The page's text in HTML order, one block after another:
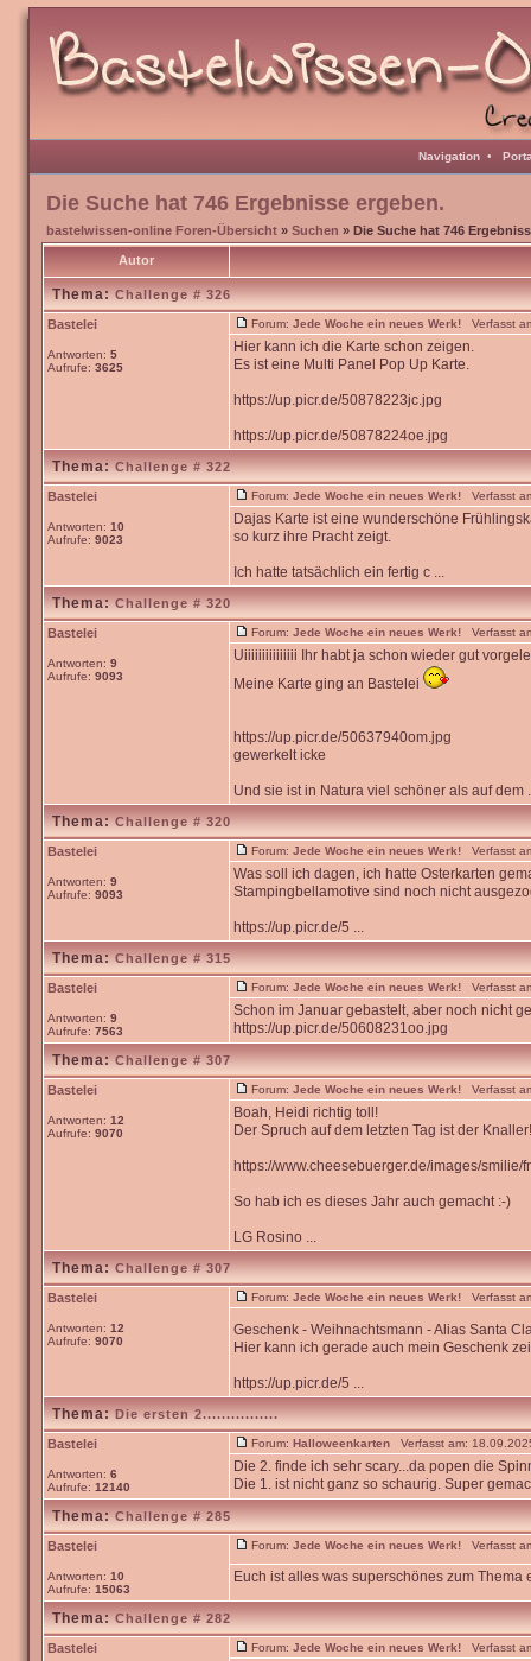
Navigation •
Die Suche hat 746 Ergebnisse ergeben.
bastelwissen-online Foren-Übersicht » Suchen » Die Suche hat 746
Autor
Thema:Challenge # 326
Bastelei
Antworten: 5
Aufrufe: 3625
Forum: Jede Woche ein neues Werk! Verfasst
Hier kann ich die Karte schon zeigen.
Es ist eine Multi Panel Pop Up Karte.
https://up.picr.de/50878223jc.jpg
https://up.picr.de/50878224oe.jpg
Thema:Challenge # 322
Bastelei
Antworten: 10
Aufrufe: 9023
Forum: Jede Woche ein neues Werk! Verfasst
Dajas Karte ist eine wunderschöne
so kurz ihre Pracht zeigt.
Ich hatte tatsächlich ein fertig c ...
Thema:Challenge # 320
Bastelei
Antworten: 9
Aufrufe: 9093
Forum: Jede Woche ein neues Werk! Verfasst
Uiiiiiiiiiiiiiii Ihr habt ja schon wieder gut
Meine Karte ging an Bastelei
https://up.picr.de/50637940om.jpg
gewerkelt icke
Und sie ist in Natura viel schöner als auf dem
Thema:Challenge # 320
Bastelei
Antworten: 9
Aufrufe: 9093
Forum: Jede Woche ein neues Werk! Verfasst
Was soll ich dagen, ich hatte Osterkarten
Stampingbellamotive sind noch nicht
https://up.picr.de/5 ...
Thema:Challenge # 315
Bastelei
Antworten: 9
Aufrufe: 7563
Forum: Jede Woche ein neues Werk! Verfasst
Schon im Januar gebastelt, aber noch nicht
https://up.picr.de/50608231oo.jpg
Thema:Challenge # 307
Bastelei
Antworten: 12
Aufrufe: 9070
Forum: Jede Woche ein neues Werk! Verfasst
Boah, Heidi richtig toll!
Der Spruch auf dem letzten Tag ist der
https://www.cheesebuerger.de/images/smilie/
So hab ich es dieses Jahr auch gemacht :-)
LG Rosino ...
Thema:Challenge # 307
Bastelei
Antworten: 12
Aufrufe: 9070
Forum: Jede Woche ein neues Werk! Verfasst
Geschenk - Weihnachtsmann - Alias Santa
Hier kann ich gerade auch mein Geschenk
https://up.picr.de/5 ...
Thema:Die ersten 2................
Bastelei
Antworten: 6
Aufrufe: 12140
Forum: Halloweenkarten Verfasst am:
Die 2. finde ich sehr scary...da popen die
Die 1. ist nicht ganz so schaurig. Super
Thema:Challenge # 285
Bastelei
Antworten: 10
Aufrufe: 15063
Forum: Jede Woche ein neues Werk! Verfasst
Euch ist alles was superschönes zum
Thema:Challenge # 282
Bastelei Forum: Jede Woche ein neues Werk! Verfasst